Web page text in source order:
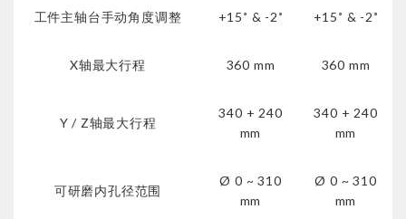
工件主轴台手动角度调整 +15˚ & -2˚ +15˚ & -2˚
X轴最大行程 360 mm 360 mm
Y / Z轴最大行程
340 + 240
mm
340 + 240
mm
可研磨内孔径范围
Ø 0 ~ 310
mm
Ø 0 ~ 310
mm